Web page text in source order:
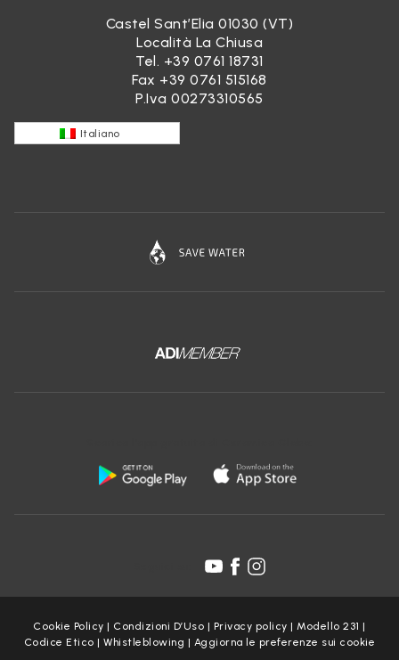
Castel Sant’Elia 01030 (VT)
Località La Chiusa
Tel. +39 0761 18731
Fax +39 0761 515168
P.Iva 00273310565
Italiano
Cookie Policy | Condizioni D’Uso | Privacy policy |Modello 231 |
Codice Etico |Whistleblowing | Aggiorna le preferenze sui cookie